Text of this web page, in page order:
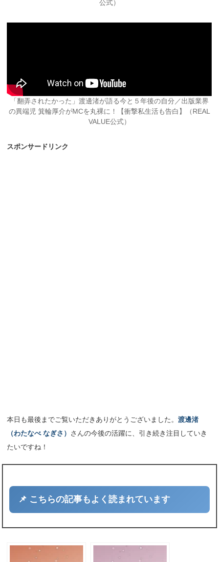
公式）
「翻弄されたかった」渡邊渚が語る今と５年後の自分／出版業界
の異端児 箕輪厚介がMCを丸裸に！【衝撃私生活も告白】（REAL
VALUE公式）
スポンサードリンク
本日も最後までご覧いただきありがとうございました。渡邊渚
（わたなべ なぎさ） さんの今後の活躍に、引き続き注目していき
たいですね！
📌 こちらの記事もよく読まれています